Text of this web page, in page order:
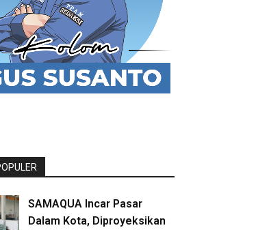
SAMAQUA Incar Pasar
Dalam Kota, Diproyeksikan